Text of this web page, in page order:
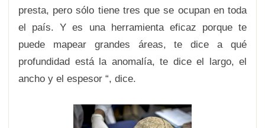
presta, pero sólo tiene tres que se ocupan en toda
el país. Y es una herramienta eficaz porque te
puede mapear grandes áreas, te dice a qué
profundidad está la anomalía, te dice el largo, el
ancho y el espesor “, dice.